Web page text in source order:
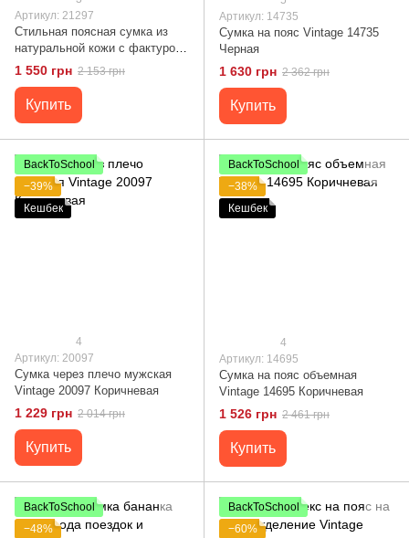
Артикул: 21297
Стильная поясная сумка из
натуральной кожи с фактурой
под крокодила 21297 Vintage
1 550 грн 2 153 грн
Купить
Артикул: 14735
Cумка на пояс Vintage 14735
Черная
1 630 грн 2 362 грн
Купить
BackToSchool
−39%
Кешбек
4
Артикул: 20097
Сумка через плечо мужская
Vintage 20097 Коричневая
1 229 грн 2 014 грн
Купить
BackToSchool
−38%
Кешбек
4
Артикул: 14695
Сумка на пояс объемная
Vintage 14695 Коричневая
1 526 грн 2 461 грн
Купить
BackToSchool
−48%
BackToSchool
−60%